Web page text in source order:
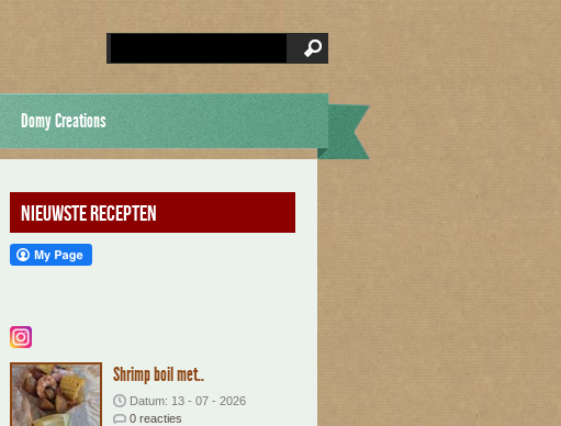
Domy Creations
Nieuwste recepten
Shrimp boil met..
Datum: 13 - 07 - 2026
0 reacties